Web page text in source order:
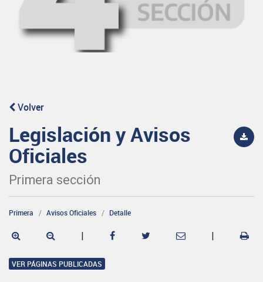
Volver
Legislación y Avisos
Oficiales
Primera sección
Primera Avisos Oficiales Detalle
| |
VER PÁGINAS PUBLICADAS